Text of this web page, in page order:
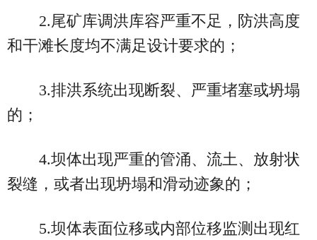
2.尾矿库调洪库容严重不足，防洪高度
和干滩长度均不满足设计要求的；
3.排洪系统出现断裂、严重堵塞或坍塌
的；
4.坝体出现严重的管涌、流土、放射状
裂缝，或者出现坍塌和滑动迹象的；
5.坝体表面位移或内部位移监测出现红